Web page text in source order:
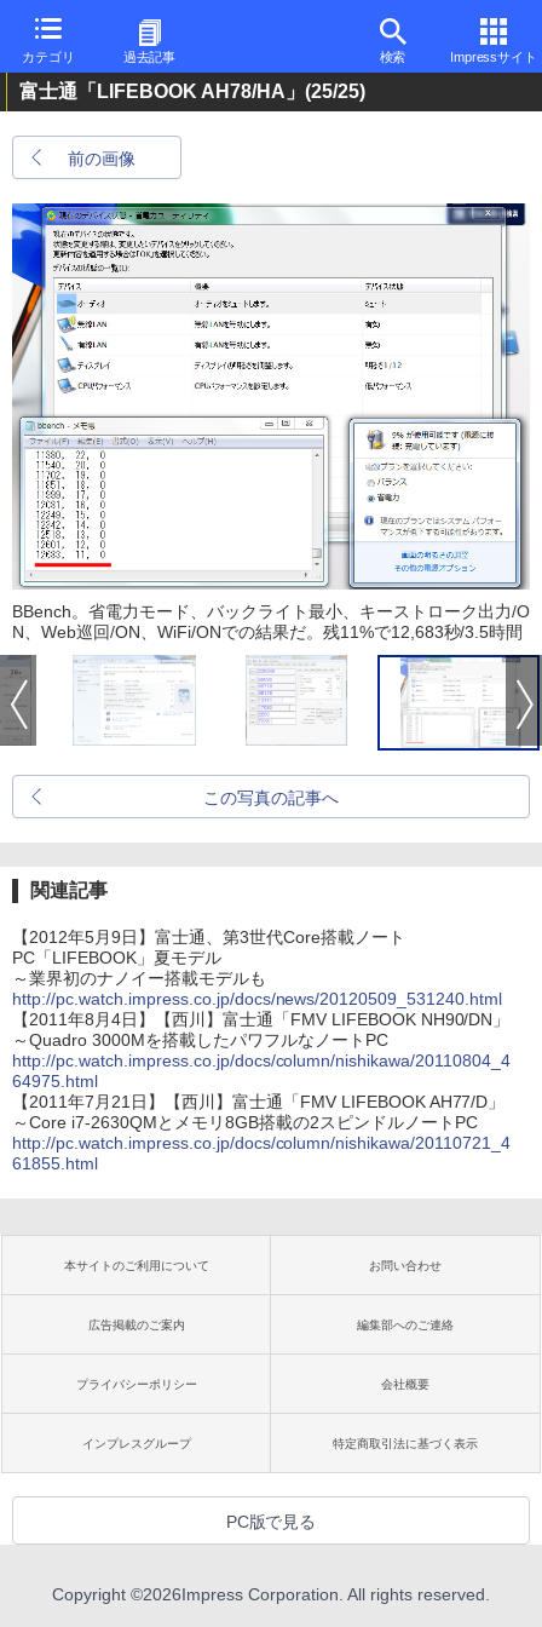
カテゴリ 過去記事 検索 Impressサイト
富士通「LIFEBOOK AH78/HA」 (25/25)
前の画像
BBench。省電力モード、バックライト最小、キーストローク出力/O
N、Web巡回/ON、WiFi/ONでの結果だ。残11%で12,683秒/3.5時間
この写真の記事へ
関連記事
【2012年5月9日】富士通、第3世代Core搭載ノート
PC「LIFEBOOK」夏モデル
～業界初のナノイー搭載モデルも
http://pc.watch.impress.co.jp/docs/news/20120509_531240.html
【2011年8月4日】【西川】富士通「FMV LIFEBOOK NH90/DN」
～Quadro 3000Mを搭載したパワフルなノートPC
http://pc.watch.impress.co.jp/docs/column/nishikawa/20110804_4
64975.html
【2011年7月21日】【西川】富士通「FMV LIFEBOOK AH77/D」
～Core i7-2630QMとメモリ8GB搭載の2スピンドルノートPC
http://pc.watch.impress.co.jp/docs/column/nishikawa/20110721_4
61855.html
本サイトのご利用について お問い合わせ
広告掲載のご案内 編集部へのご連絡
プライバシーポリシー 会社概要
インプレスグループ 特定商取引法に基づく表示
PC版で見る
Copyright ©2026Impress Corporation. All rights reserved.